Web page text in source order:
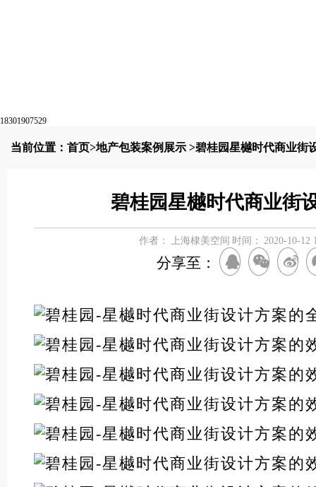
18301907529
当前位置： 首页>地产包装案例展示>碧桂园星樾时代商业街
碧桂园星樾时代商业街
作者： 上海棣美空间 时间： 2020-10-12
分享至：